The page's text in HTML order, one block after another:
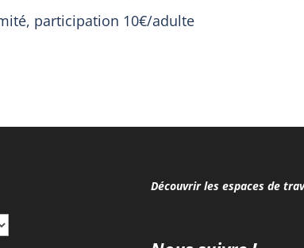
participation 10€/adulte
Découvrir les espaces de